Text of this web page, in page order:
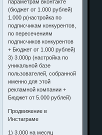
параметрам вконтакте
(бюджет от 1.000 рублей)
1.000 р(настройка по
подписчикам конкурентов,
по пересечениям
подписчиков конкурентов
+ Бюджет от 1.000 рублей)
3) 3.000р (настройка по
уникальной базе
пользователей, собранной
именно для этой
рекламной компании +
Бюджет от 5.000 рублей)
Продвижение в
Инстаграме
1) 3.000 на месяц